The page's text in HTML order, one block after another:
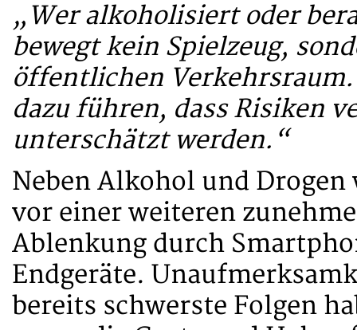
„Wer alkoholisiert oder
bewegt kein Spielzeug,
öffentlichen
dazu führen, dass Risiken
unterschätzt werden.“
Neben Alkohol und Drogen
vor einer weiteren
Ablenkung durch
Endgeräte.
bereits schwerste Folgen